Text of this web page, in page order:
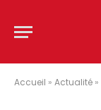
Accueil » Actualité »